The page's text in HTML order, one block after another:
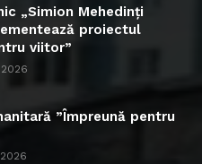
„Simion Mehedinți
proiectul
viitor”
”Împreună pentru